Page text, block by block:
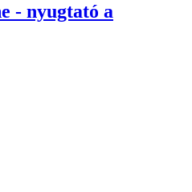
- nyugtató a